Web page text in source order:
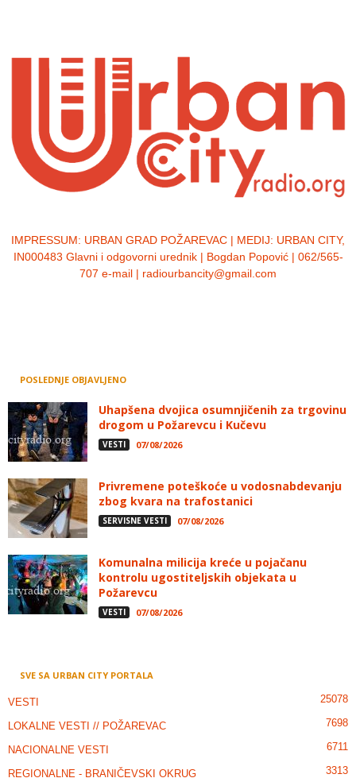
IMPRESSUM: URBAN GRAD POŽAREVAC | MEDIJ: URBAN CITY,
IN000483 Glavni i odgovorni urednik | Bogdan Popović | 062/565-
707 e-mail | radiourbancity@gmail.com
POSLEDNJE OBJAVLJENO
Uhapšena dvojica osumnjičenih za trgovinu
drogom u Požarevcu i Kučevu
VESTI 07/08/2026
Privremene poteškoće u vodosnabdevanju
zbog kvara na trafostanici
SERVISNE VESTI 07/08/2026
Komunalna milicija kreće u pojačanu
kontrolu ugostiteljskih objekata u
Požarevcu
VESTI 07/08/2026
SVE SA URBAN CITY PORTALA
VESTI 25078
LOKALNE VESTI // POŽAREVAC 7698
NACIONALNE VESTI 6711
REGIONALNE - BRANIČEVSKI OKRUG 3313